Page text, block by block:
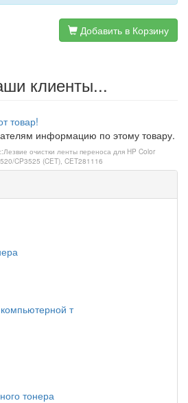
Добавить в Корзину
клиенты...
товар!
информацию по этому товару.
Лезвие очистки ленты переноса для HP Color
CP3525 (CET), CET281116
т
тонера